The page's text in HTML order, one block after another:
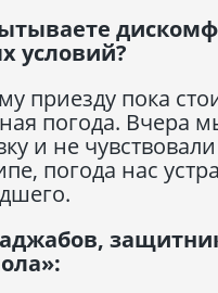
условий?
приезду пока
погода. Вчера
и не
погода нас